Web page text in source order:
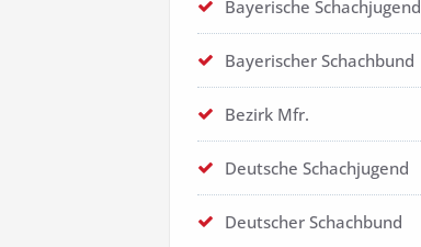
Bayerische Schachjugend
Bayerischer Schachbund
Bezirk Mfr.
Deutsche Schachjugend
Deutscher Schachbund